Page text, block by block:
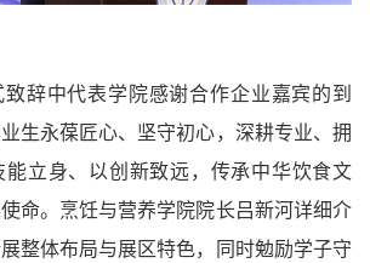
辞中代表学院感谢合作企业嘉宾的到
生永葆匠心、坚守初心，深耕专业、拥
能立身、以创新致远，传承中华饮食文
命。烹饪与营养学院院长吕新河详细介
整体布局与展区特色，同时勉励学子守